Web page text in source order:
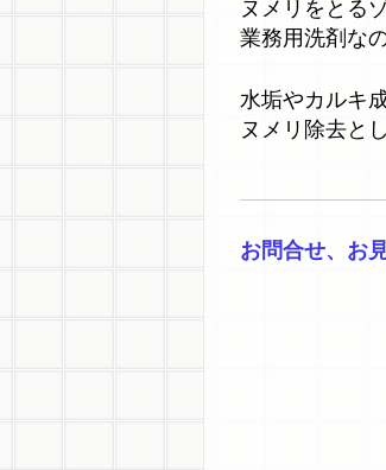
ヌメリをとる
業務用洗剤な
水垢やカルキ
ヌメリ除去と
お問合せ、お